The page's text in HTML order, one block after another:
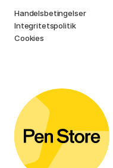
Handelsbetingelser
Integritetspolitik
Cookies